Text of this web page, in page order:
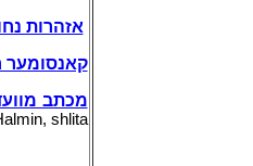
אזהרות
קאנסומער
מכתב
shlita